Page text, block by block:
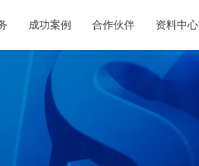
成功案例 合作伙伴 资料中心